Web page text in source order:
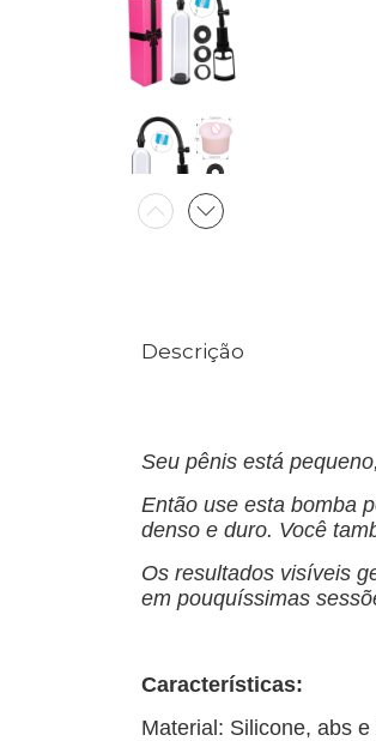
Descrição
Seu pênis está
Então use esta bomba
denso e duro. Você
Os resultados visíveis
em pouquíssimas
Características:
Material: Silicone, abs